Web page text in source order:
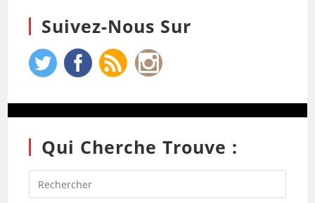
Suivez-Nous Sur
Qui Cherche Trouve :